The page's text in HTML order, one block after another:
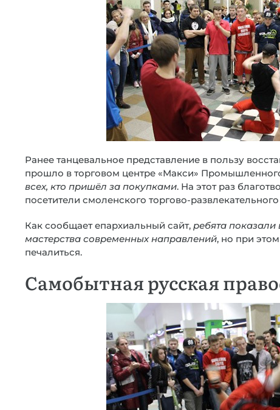
Ранее танцевальное представление в пользу
прошло в торговом центре «Макси»
всех, кто пришёл за покупками. На этот раз
посетители смоленского торгово-
Как сообщает епархиальный сайт, ребята показали
мастерства современных направлений, но при
печалиться.
Самобытная русская